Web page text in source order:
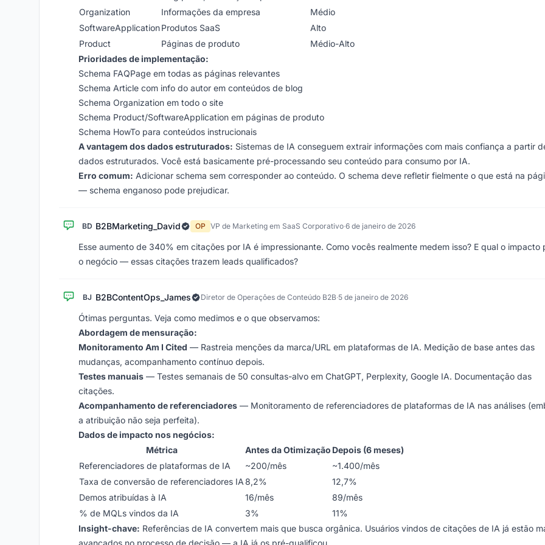
Organization
Informações da empresa
Médio
SoftwareApplicationProdutos SaaS
Alto
Product
Páginas de produto
Médio-Alto
Prioridades de implementação:
Schema FAQPage em todas as páginas relevantes
Schema Article com info do autor em conteúdos de blog
Schema Organization em todo o site
Schema Product/SoftwareApplication em páginas de produto
Schema HowTo para conteúdos instrucionais
A vantagem dos dados estruturados: Sistemas de IA conseguem extrair informações com mais confiança a partir
dados estruturados. Você está basicamente pré-processando seu conteúdo para consumo por IA.
Erro comum: Adicionar schema sem corresponder ao conteúdo. O schema deve refletir fielmente o que está na
— schema enganoso pode prejudicar.
BD B2BMarketing_David OP VP de Marketing em SaaS Corporativo·6 de janeiro de 2026
Esse aumento de 340% em citações por IA é impressionante. Como vocês realmente medem isso? E qual o impacto
o negócio — essas citações trazem leads qualificados?
BJ B2BContentOps_James Diretor de Operações de Conteúdo B2B·5 de janeiro de 2026
Ótimas perguntas. Veja como medimos e o que observamos:
Abordagem de mensuração:
Monitoramento Am I Cited — Rastreia menções da marca/URL em plataformas de IA. Medição de base antes das
mudanças, acompanhamento contínuo depois.
Testes manuais — Testes semanais de 50 consultas-alvo em ChatGPT, Perplexity, Google IA. Documentação das
citações.
Acompanhamento de referenciadores — Monitoramento de referenciadores de plataformas de IA nas análises
a atribuição não seja perfeita).
Dados de impacto nos negócios:
Métrica
Antes da Otimização Depois (6 meses)
Referenciadores de plataformas de IA
~200/mês
~1.400/mês
Taxa de conversão de referenciadores IA8,2%
12,7%
Demos atribuídas à IA
16/mês
89/mês
% de MQLs vindos da IA
3%
11%
Insight-chave: Referências de IA convertem mais que busca orgânica. Usuários vindos de citações de IA já estão
avançados no processo de decisão — a IA já os pré-qualificou.